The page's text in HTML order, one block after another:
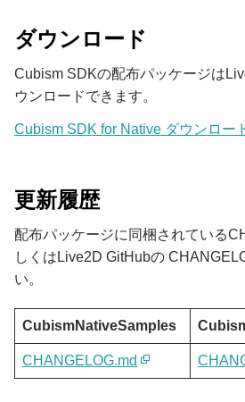
ダウンロード
Cubism SDKの配布パッケージは
ウンロードできます。
Cubism SDK for Native ダウンロー
更新履歴
配布パッケージに同梱されている
しくはLive2D GitHubの
い。
CubismNativeSamples
CHANGELOG.md